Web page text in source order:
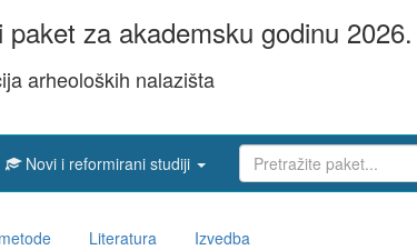
za akademsku godinu
arheoloških nalazišta
Novi i reformirani studiji
Literatura Izvedba